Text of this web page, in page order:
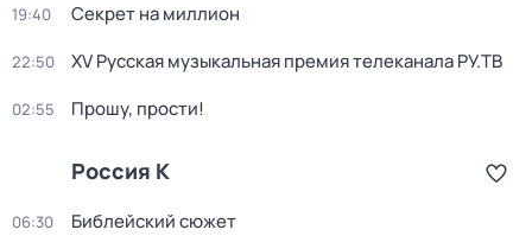
19:40 Секрет на миллион
22:50 XV Русская музыкальная премия телеканала РУ.ТВ
02:55 Прошу, прости!
Россия К
06:30 Библейский сюжет